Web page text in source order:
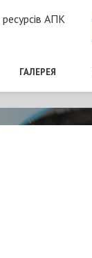
АПК
ГАЛЕРЕЯ